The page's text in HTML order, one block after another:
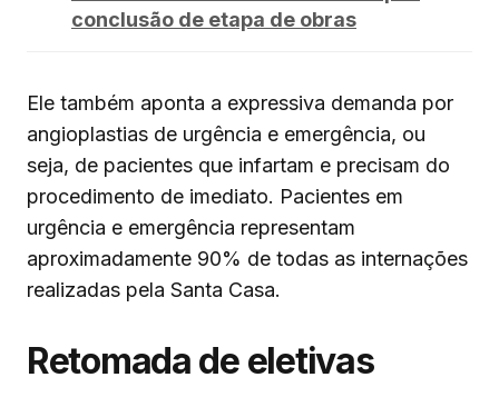
conclusão de etapa de obras
Ele também aponta a expressiva demanda por
angioplastias de urgência e emergência, ou
seja, de pacientes que infartam e precisam do
procedimento de imediato. Pacientes em
urgência e emergência representam
aproximadamente 90% de todas as internações
realizadas pela Santa Casa.
Retomada de eletivas